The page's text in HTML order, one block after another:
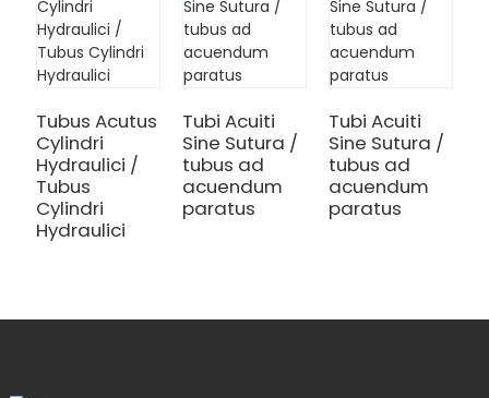
Tubus Acutus
Cylindri
Hydraulici /
Tubus
Cylindri
Hydraulici
Tubi Acuiti
Sine Sutura /
tubus ad
acuendum
paratus
Tubi Acuiti
Sine Sutura /
tubus ad
acuendum
paratus